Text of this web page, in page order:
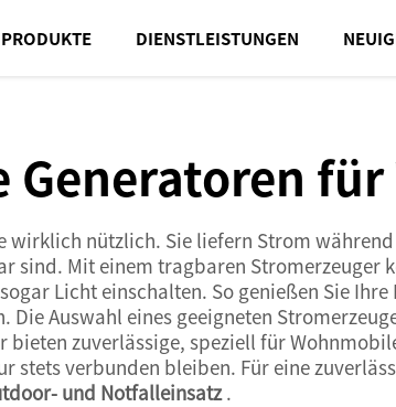
PRODUKTE DIENSTLEISTUNGEN
Generatoren
nützlich. Sie liefern Strom
sind. Mit einem tragbaren Stromerzeuger
Licht einschalten. So genießen Sie
Die Auswahl eines geeigneten
zuverlässige, speziell für
stets verbunden bleiben. Für eine
und Notfalleinsatz.